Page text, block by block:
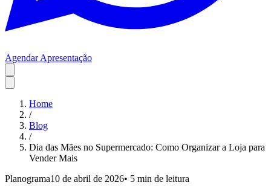
Agendar Apresentação
Home
/
Blog
/
Dia das Mães no Supermercado: Como Organizar a Loja para
Vender Mais
Planograma10 de abril de 2026• 5 min de leitura